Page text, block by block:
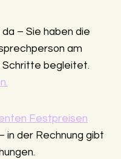
– Sie haben die
am
Schritte begleitet.
Festpreisen
der Rechnung gibt